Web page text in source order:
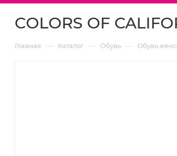
COLORS OF
Главная — Каталог — Обувь — Обувь